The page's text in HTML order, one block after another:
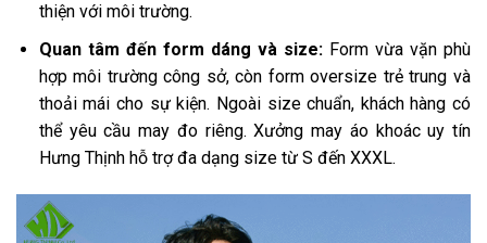
thiện với môi trường.
Quan tâm đến form dáng và size: Form vừa vặn phù
hợp môi trường công sở, còn form oversize trẻ trung và
thoải mái cho sự kiện. Ngoài size chuẩn, khách hàng có
thể yêu cầu may đo riêng. Xưởng may áo khoác uy tín
Hưng Thịnh hỗ trợ đa dạng size từ S đến XXXL.